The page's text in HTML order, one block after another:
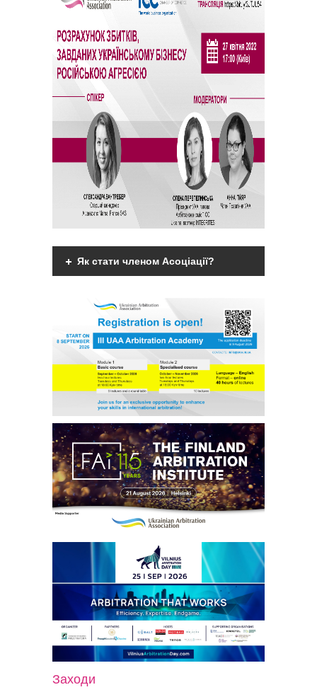
Як стати членом Асоціації?
дієздатні особи, що мають вищу
юридичну освіту, є фахівцями у галузі
міжнародного комерційного арбітражу
чи мають професійний інтерес до
практики міжнародного комерційного
арбітражу та поділяють мету та
завдання діяльності
Асоціації.
Детальніше
Заходи